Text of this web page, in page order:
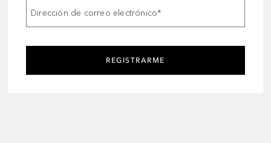
Dirección de correo electrónico*
REGISTRARME